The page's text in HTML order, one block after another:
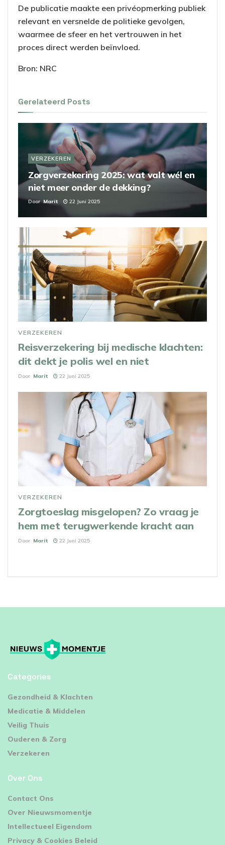
De publicatie maakte een privéopmerking publiek
relevant en versnelde de politieke gevolgen,
waarmee de sfeer en het vertrouwen in het
proces direct werden beïnvloed.
Bron: NRC
Gerelateerd Posts
VERZEKEREN
Zorgverzekering 2025: wat valt wél en
niet meer onder de dekking?
Door Marit 22 Juni 2025
VERZEKEREN
Reisverzekering bij medische klachten:
dit dekt je polis wel en niet
Door Marit 22 Juni 2025
VERZEKEREN
Zorgtoeslag misgelopen? Zo vraag je
hem met terugwerkende kracht aan
Door Marit 22 Juni 2025
Categories
⁠Gezondheid & Klachten
Medicatie & Middelen
Veilig Thuis
Ouderen & Zorg
Verzekeren
Over Ons
Contact Ons
Over Nieuwsmomentje
Intellectueel Eigendom
Privacy & Cookies Beleid